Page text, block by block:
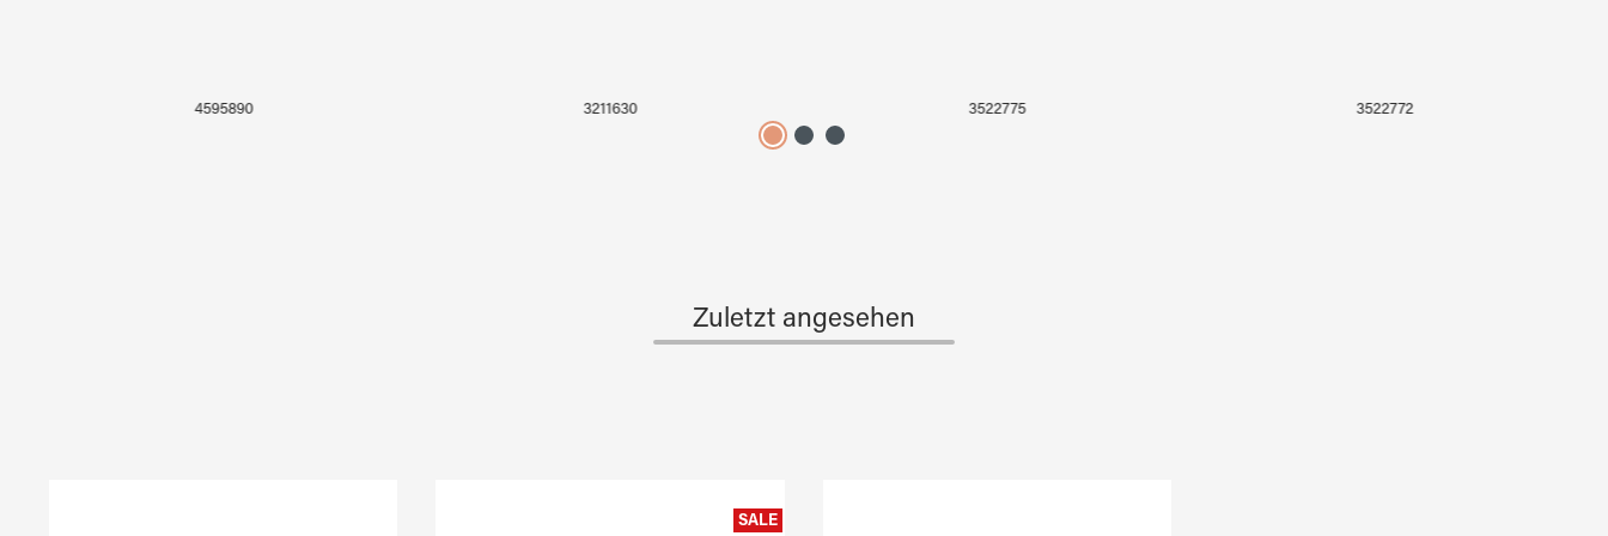
4595890 3211630 3522775 3522772
Zuletzt angesehen
SALE